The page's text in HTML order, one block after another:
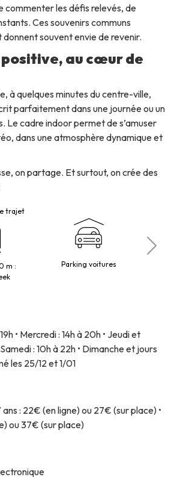
commenter les défis relevés, de
Ces souvenirs communs
souvent envie de revenir.
positive, au cœur de
à quelques minutes du centre-ville,
parfaitement dans une journée ou un
Le cadre indoor permet de s’amuser
dans une atmosphère dynamique et
on partage. Et surtout, on crée des
trajet
m :
Parking voitures
• Mercredi : 14h à 20h • Jeudi et
: 10h à 22h • Dimanche et jours
les 25/12 et 1/01
: 22€ (en ligne) ou 27€ (sur place) •
ou 37€ (sur place)